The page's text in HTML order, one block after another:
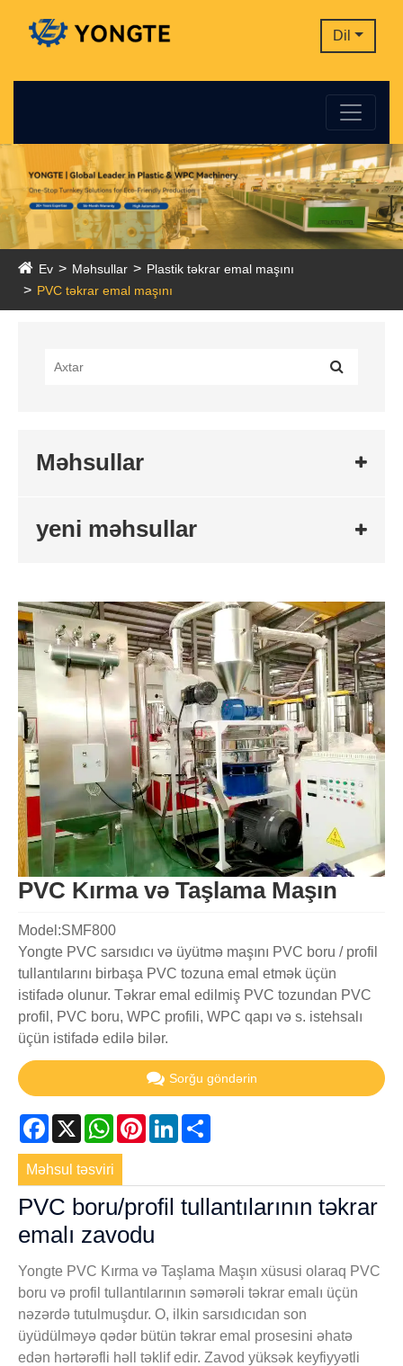
Dil
Ev Məhsullar
Plastik təkrar emal maşını
PVC təkrar emal maşını
Məhsullar
yeni məhsullar
PVC Kırma və Taşlama Maşın
Model:SMF800
Yongte PVC sarsıdıcı və üyütmə maşını PVC boru / profil
tullantılarını birbaşa PVC tozuna emal etmək üçün
istifadə olunur. Təkrar emal edilmiş PVC tozundan PVC
profil, PVC boru, WPC profili, WPC qapı və s. istehsalı
üçün istifadə edilə bilər.
Sorğu göndərin
Facebook
X WhatsApp
PinterestLinkedIn
Məhsul təsviri
PVC boru/profil tullantılarının təkrar
emalı zavodu
Yongte PVC Kırma və Taşlama Maşın xüsusi olaraq PVC
boru və profil tullantılarının səmərəli təkrar emalı üçün
nəzərdə tutulmuşdur. O, ilkin sarsıdıcıdan son
üyüdülməyə qədər bütün təkrar emal prosesini əhatə
edən hərtərəfli həll təklif edir. Zavod yüksək keyfiyyətli